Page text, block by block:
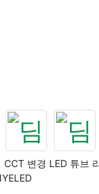
CCT 변경 LED 튜브